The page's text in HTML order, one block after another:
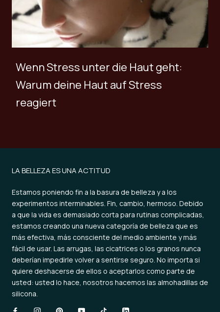
Wenn Stress unter die Haut geht:
Warum deine Haut auf Stress
reagiert
LA BELLEZA ES UNA ACTITUD
Estamos poniendo fin a la basura de belleza y a los
experimentos interminables. Fin, cambio, hermoso. Debido
a que la vida es demasiado corta para rutinas complicadas,
estamos creando una nueva categoría de belleza que es
más efectiva, más consciente del medio ambiente y más
fácil de usar. Las arrugas, las cicatrices o los granos nunca
deberían impedirle volver a sentirse seguro. No importa si
quiere deshacerse de ellos o aceptarlos como parte de
usted: usted lo hace, nosotros hacemos las almohadillas de
silicona.